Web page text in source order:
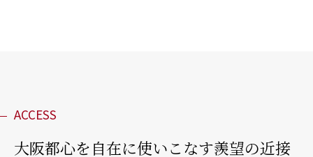
ACCESS
大阪都心を自在に使いこなす羨望の近接